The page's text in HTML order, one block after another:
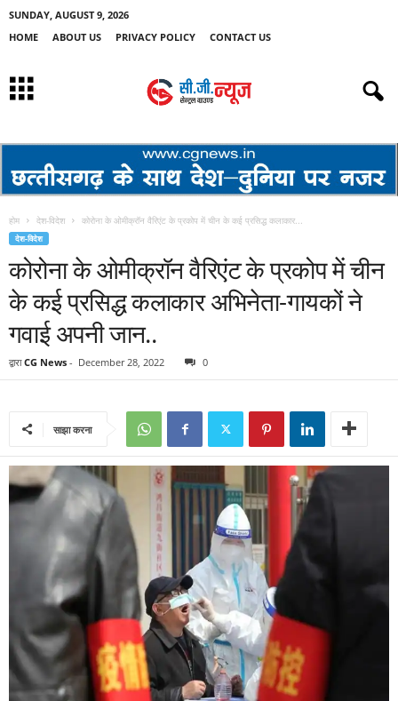
SUNDAY, AUGUST 9, 2026
HOME
ABOUT US PRIVACY POLICY CONTACT US
होम देश-विदेश कोरोना के ओमीक्रॉन वैरिएंट के प्रकोप में चीन के कई प्रसिद्ध कलाकार...
देश-विदेश
कोरोना के ओमीक्रॉन वैरिएंट के प्रकोप में चीन
के कई प्रसिद्ध कलाकार अभिनेता-गायकों ने
गवाई अपनी जान..
द्वारा CG News - December 28, 2022 0
साझा करना